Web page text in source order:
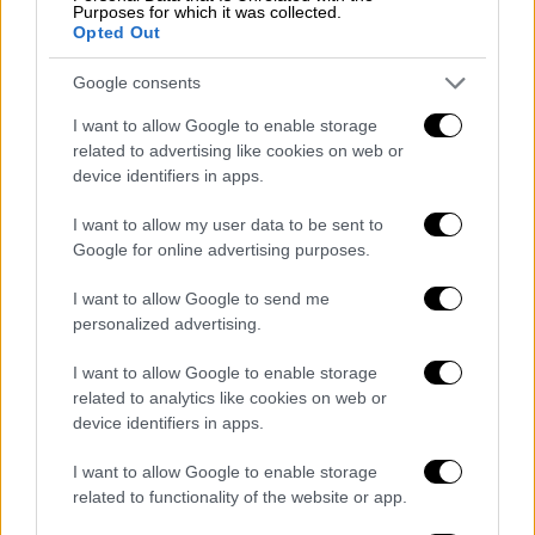
Purposes for which it was collected.
Opted Out
Google consents
I want to allow Google to enable storage
related to advertising like cookies on web or
device identifiers in apps.
I want to allow my user data to be sent to
Google for online advertising purposes.
I want to allow Google to send me
personalized advertising.
I want to allow Google to enable storage
related to analytics like cookies on web or
device identifiers in apps.
I want to allow Google to enable storage
related to functionality of the website or app.
μονιμότητας, ηπαναφορά του 13ου και 14ου
μισθού, πραγματικές αυξήσεις στους
μισθούς για αξιοπρεπή διαβίωση, κατάργηση
της εισφοράς 2% για την ανεργία, ξεπάγωμα
των μισθολογικών κλιμακίων της διετίας
2016–2017, αύξηση του αφορολόγητου ορίου
στις 12.000 ευρώ προσαυξημένο κατά 3.000
ευρώ για κάθε παιδί καθώς και επέκταση και
ανθυγιεινής εργασίας.
«Βιώνουμε μια πρωτοφανή πίεση στο
εισόδημά μας»
Εκπαιδευτικών ΠΕσημειώνεται ότι
«συμμετέχουμε μαζικά στην απεργία της